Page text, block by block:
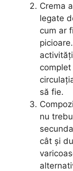
Crema
legate
cum ar
să fie.
nu
cât și